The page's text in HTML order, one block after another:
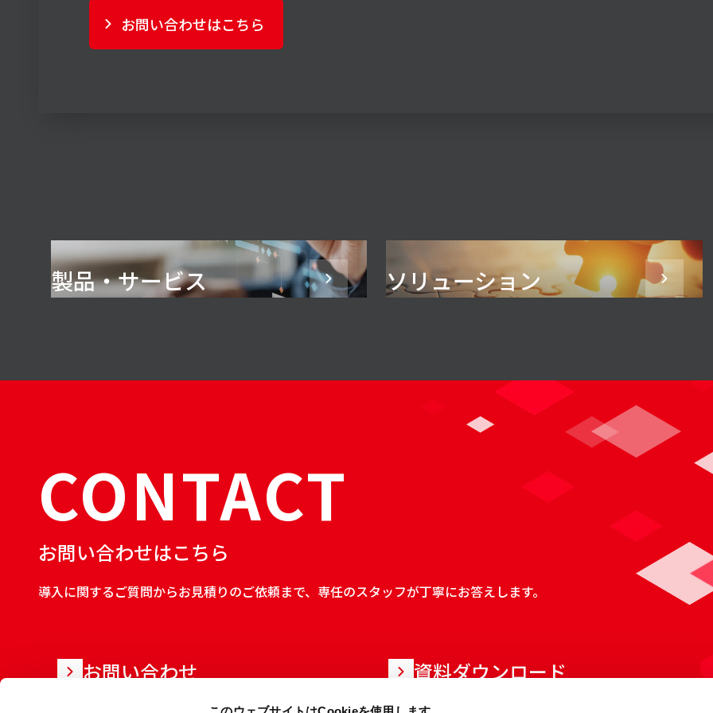
お問い合わせはこちら
製品・サービス ソリューション
CONTACT
お問い合わせはこちら
導入に関するご質問からお見積りのご依頼まで、専任のスタッフが丁寧にお答えします。
お問い合わせ 資料ダウンロード